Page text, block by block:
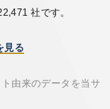
社です。
見る
由来のデータを当サ